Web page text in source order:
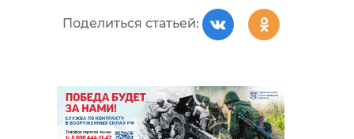
Поделиться статьей:
Фото:
https://max.ru/spb/AZ468ulzNEA
Елена остаётся там,
где нужна помощь.
Солдатские
захоронения в Назии.